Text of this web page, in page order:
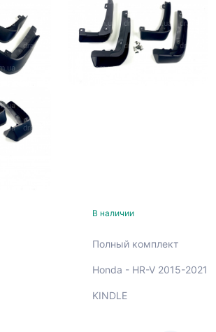
В наличии
Полный комплект
Honda - HR-V 2015-2021
KINDLE